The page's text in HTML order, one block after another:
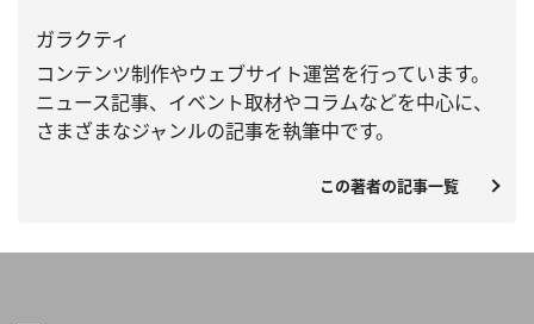
ガラクティ
コンテンツ制作やウェブサイト運営を行っています。
ニュース記事、 イベント取材やコラムなどを中心に、
さまざまなジャンルの記事を執筆中です。
この著者の記事一覧